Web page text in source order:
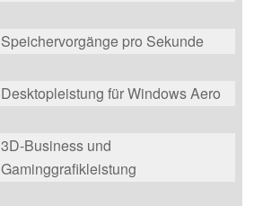
Speichervorgänge pro Sekunde
Desktopleistung für Windows Aero
3D-Business und
Gaminggrafikleistung